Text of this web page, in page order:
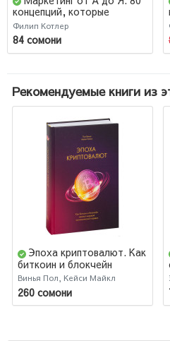
концепций, которые
должен знать каждый
менеджер
Филип Котлер
84 сомони
Рекомендуемые книги из
Эпоха криптовалют. Как
биткоин и блокчейн
меняют мировой
экономический порядок
Винья Пол, Кейси Майкл
260 сомони